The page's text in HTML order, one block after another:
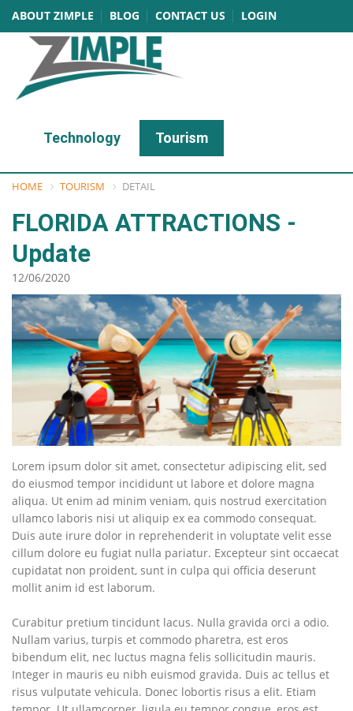
ABOUT ZIMPLE BLOG CONTACT US LOGIN
Technology Tourism
HOME TOURISM DETAIL
FLORIDA ATTRACTIONS -
Update
12/06/2020
Lorem ipsum dolor sit amet, consectetur adipiscing elit, sed
do eiusmod tempor incididunt ut labore et dolore magna
aliqua. Ut enim ad minim veniam, quis nostrud exercitation
ullamco laboris nisi ut aliquip ex ea commodo consequat.
Duis aute irure dolor in reprehenderit in voluptate velit esse
cillum dolore eu fugiat nulla pariatur. Excepteur sint occaecat
cupidatat non proident, sunt in culpa qui officia deserunt
mollit anim id est laborum.
Curabitur pretium tincidunt lacus. Nulla gravida orci a odio.
Nullam varius, turpis et commodo pharetra, est eros
bibendum elit, nec luctus magna felis sollicitudin mauris.
Integer in mauris eu nibh euismod gravida. Duis ac tellus et
risus vulputate vehicula. Donec lobortis risus a elit. Etiam